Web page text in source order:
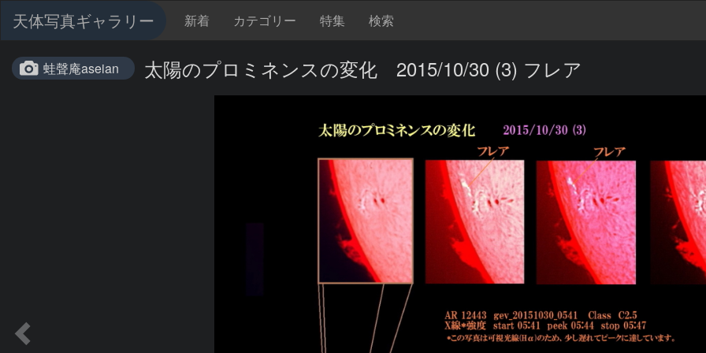
天体写真ギャラリー 新着 カテゴリー 特集 検索
蛙聲庵aseian 太陽のプロミネンスの変化 2015/10/30 (3) フレア